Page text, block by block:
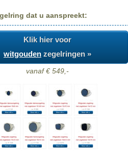
dat u aanspreekt:
Klik hier voor
witgouden zegelringen »
vanaf € 549,-